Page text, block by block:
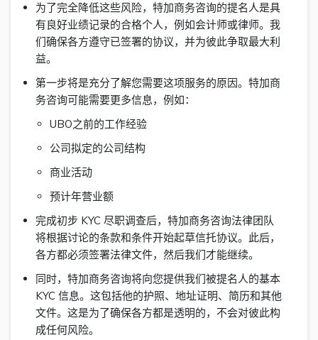
为了完全降低这些风险，特加商务咨询的提名人是具
有良好业绩记录的合格个人，例如会计师或律师。我
们确保各方遵守已签署的协议，并为彼此争取最大利
益。
第一步将是充分了解您需要这项服务的原因。特加商
务咨询可能需要更多信息，例如：
UBO之前的工作经验
公司拟定的公司结构
商业活动
预计年营业额
完成初步 KYC 尽职调查后，特加商务咨询法律团队
将根据讨论的条款和条件开始起草信托协议。此后，
各方都必须签署法律文件，然后我们才能继续。
同时，特加商务咨询将向您提供我们被提名人的基本
KYC 信息。这包括他的护照、地址证明、简历和其他
文件。这是为了确保各方都是透明的，不会对彼此构
成任何风险。